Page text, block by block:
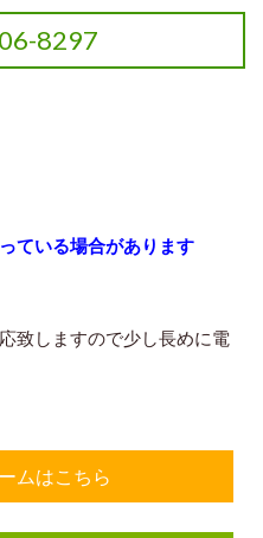
8297
ている場合があります
致しますので少し長めに電
ムはこちら